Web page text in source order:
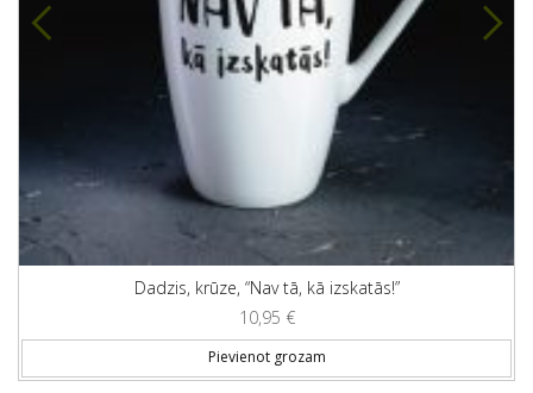
Dadzis, krūze, “Nav tā, kā izskatās!”
10,95 €
Pievienot grozam